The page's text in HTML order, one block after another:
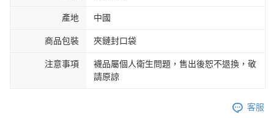
產地 中國
商品包裝 夾鏈封口袋
注意事項
襪品屬個人衛生問題，售出後恕不退換，敬
請原諒
客服